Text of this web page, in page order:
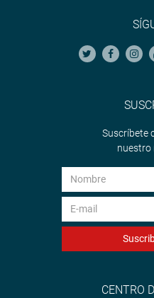
Suscríbete
nuestro
CENTRO